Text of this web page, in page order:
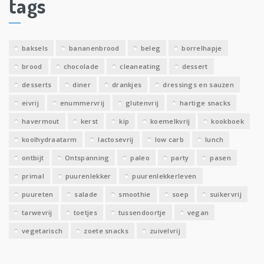
e
v
tags
baksels bananenbrood beleg borrelhapje
brood chocolade cleaneating dessert
desserts diner drankjes dressings en sauzen
eivrij enummervrij glutenvrij hartige snacks
havermout kerst kip koemelkvrij kookboek
koolhydraatarm lactosevrij low carb lunch
ontbijt Ontspanning paleo party pasen
primal puurenlekker puurenlekkerleven
puureten salade smoothie soep suikervrij
tarwevrij toetjes tussendoortje vegan
vegetarisch zoete snacks zuivelvrij